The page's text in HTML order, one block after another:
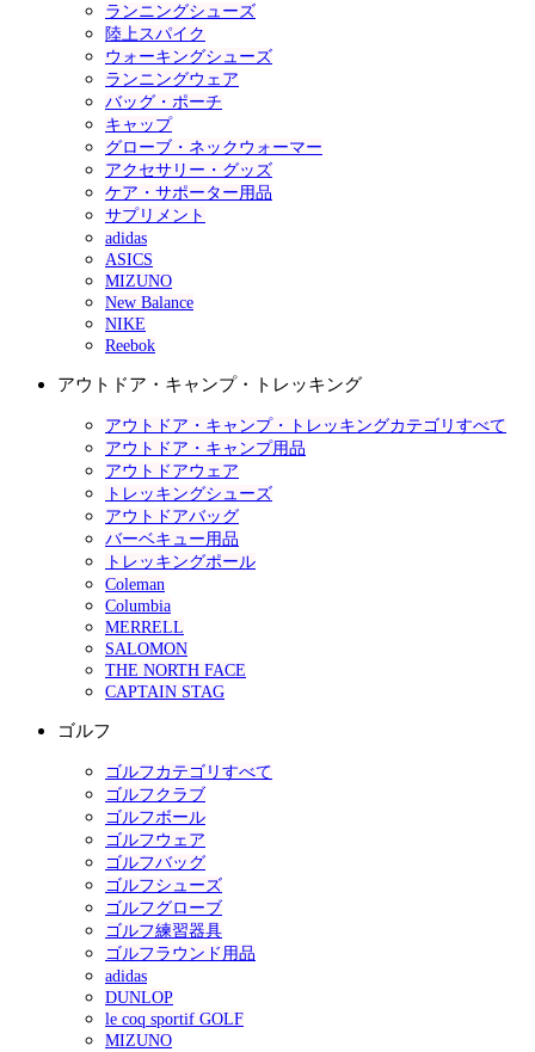
ランニングシューズ
陸上スパイク
ウォーキングシューズ
ランニングウェア
バッグ・ポーチ
キャップ
グローブ・ネックウォーマー
アクセサリー・グッズ
ケア・サポーター用品
サプリメント
adidas
ASICS
MIZUNO
New Balance
NIKE
Reebok
アウトドア・キャンプ・トレッキング
アウトドア・キャンプ・トレッキングカテゴリすべて
アウトドア・キャンプ用品
アウトドアウェア
トレッキングシューズ
アウトドアバッグ
バーベキュー用品
トレッキングポール
Coleman
Columbia
MERRELL
SALOMON
THE NORTH FACE
CAPTAIN STAG
ゴルフ
ゴルフカテゴリすべて
ゴルフクラブ
ゴルフボール
ゴルフウェア
ゴルフバッグ
ゴルフシューズ
ゴルフグローブ
ゴルフ練習器具
ゴルフラウンド用品
adidas
DUNLOP
le coq sportif GOLF
MIZUNO